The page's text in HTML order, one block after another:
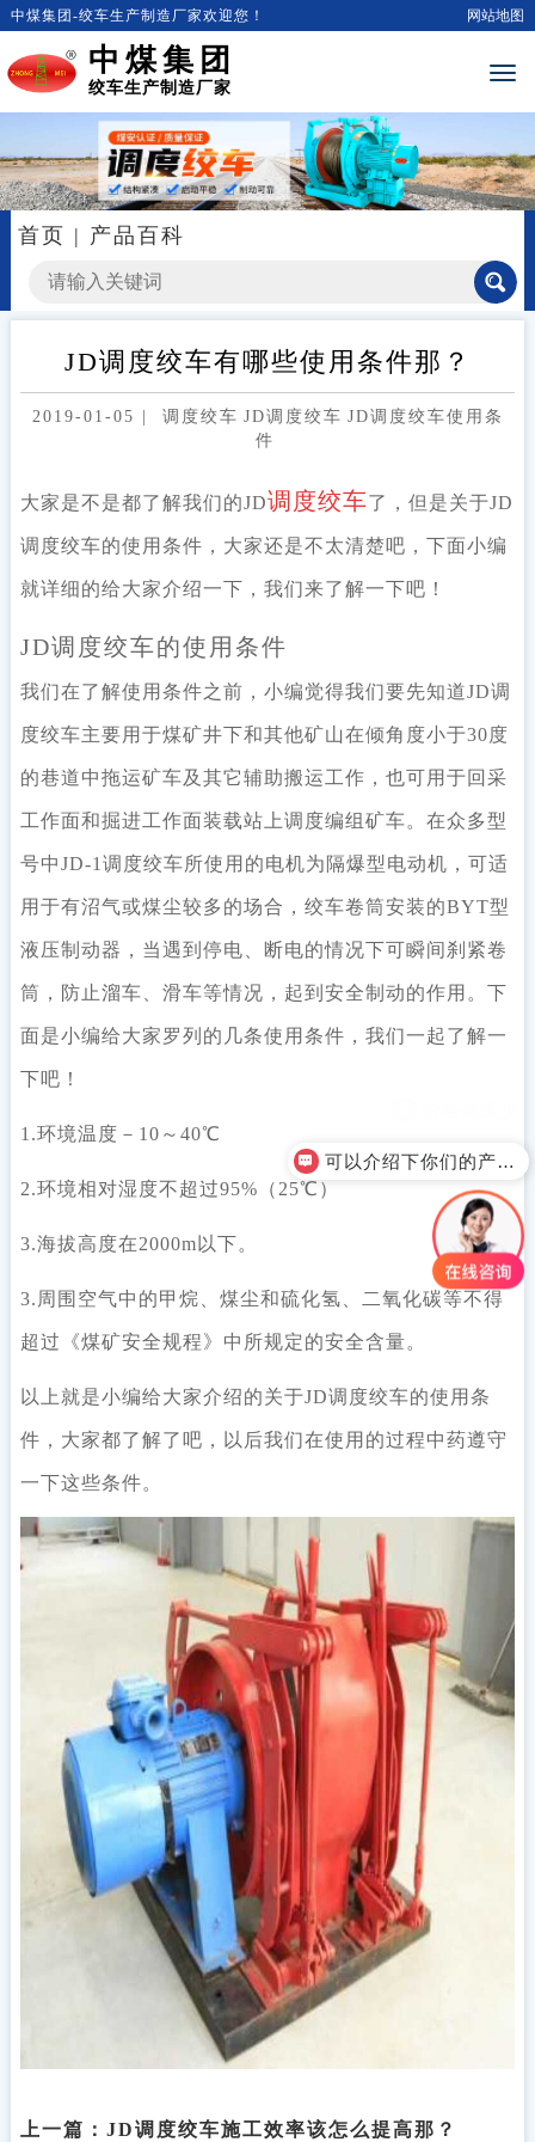
中煤集团-绞车生产制造厂家欢迎您！ 网站地图
中煤集团
绞车生产制造厂家
首页 | 产品百科
JD调度绞车有哪些使用条件那？
2019-01-05 调度绞车 JD调度绞车 JD调度绞车使用条
件
大家是不是都了解我们的JD调度绞车了，但是关于JD
调度绞车的使用条件，大家还是不太清楚吧，下面小编
就详细的给大家介绍一下，我们来了解一下吧！
JD调度绞车的使用条件
我们在了解使用条件之前，小编觉得我们要先知道JD调
度绞车主要用于煤矿井下和其他矿山在倾角度小于30度
的巷道中拖运矿车及其它辅助搬运工作，也可用于回采
工作面和掘进工作面装载站上调度编组矿车。在众多型
号中JD-1调度绞车所使用的电机为隔爆型电动机，可适
用于有沼气或煤尘较多的场合，绞车卷筒安装的BYT型
液压制动器，当遇到停电、断电的情况下可瞬间刹紧卷
筒，防止溜车、滑车等情况，起到安全制动的作用。下
面是小编给大家罗列的几条使用条件，我们一起了解一
下吧！
1.环境温度－10～40℃
2.环境相对湿度不超过95%（25℃）
3.海拔高度在2000m以下。
3.周围空气中的甲烷、煤尘和硫化氢、二氧化碳等不得
超过《煤矿安全规程》中所规定的安全含量。
以上就是小编给大家介绍的关于JD调度绞车的使用条
件，大家都了解了吧，以后我们在使用的过程中药遵守
一下这些条件。
上一篇： JD调度绞车施工效率该怎么提高那？
可以介绍下你们的产品么？